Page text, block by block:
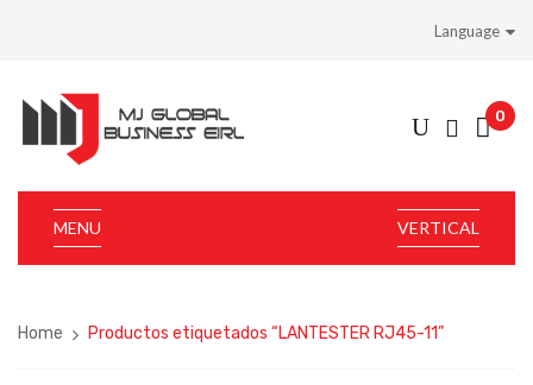
Language
0
VERTICAL
MENU
Home Productos etiquetados “LANTESTER RJ45-11”